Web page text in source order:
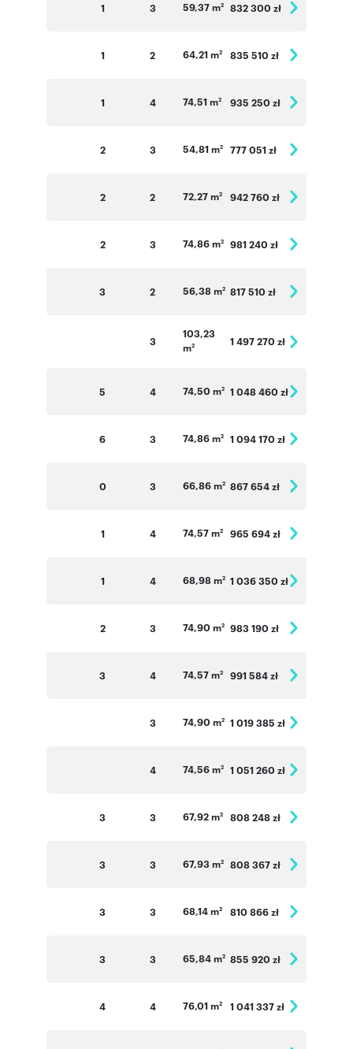
1 3 59,37 m2 832 300 zł
1 2 64,21 m2 835 510 zł
1 4 74,51 m2 935 250 zł
2 3 54,81 m2 777 051 zł
2 2 72,27 m2 942 760 zł
2 3 74,86 m2 981 240 zł
3 2 56,38 m2 817 510 zł
3
103,23
m2 1 497 270 zł
5 4 74,50 m2 1 048 460 zł
6 3 74,86 m2 1 094 170 zł
0 3 66,86 m2 867 654 zł
1 4 74,57 m2 965 694 zł
1 4 68,98 m2 1 036 350 zł
2 3 74,90 m2 983 190 zł
3 4 74,57 m2 991 584 zł
3 74,90 m2 1 019 385 zł
4 74,56 m2 1 051 260 zł
3 3 67,92 m2 808 248 zł
3 3 67,93 m2 808 367 zł
3 3 68,14 m2 810 866 zł
3 3 65,84 m2 855 920 zł
4 4 76,01 m2 1 041 337 zł